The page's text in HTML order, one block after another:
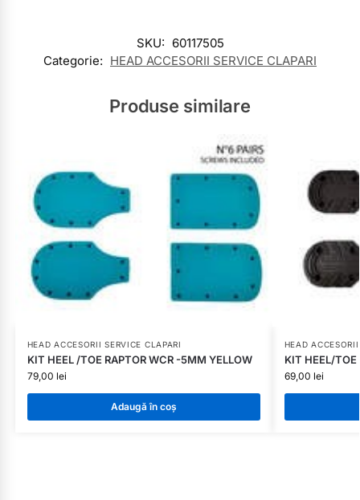
SKU: 60117505
Categorie: HEAD ACCESORII SERVICE CLAPARI
Produse similare
HEAD ACCESORII SERVICE CLAPARI
KIT HEEL /TOE RAPTOR WCR -5MM YELLOW
79,00 lei
Adaugă în coș
HEAD
KIT HEEL/TOE
69,00 lei